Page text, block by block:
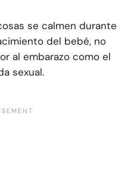
se calmen durante
del bebé, no
al embarazo como el
sexual.